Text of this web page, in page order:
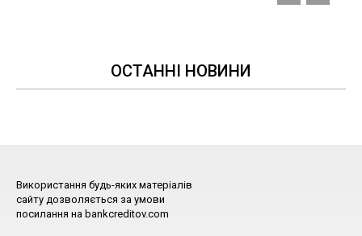
ОСТАННІ НОВИНИ
Використання будь-яких матеріалів
сайту дозволяється за умови
посилання на bankcreditov.com